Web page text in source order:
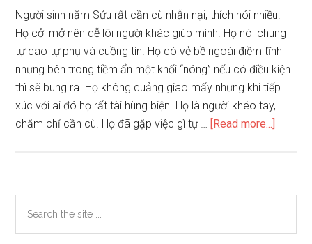
Người sinh năm Sửu rất cần cù nhẫn nại, thích nói nhiều.
Họ cởi mở nên dễ lôi người khác giúp mình. Họ nói chung
tự cao tự phụ và cuồng tín. Họ có vẻ bề ngoài điềm tĩnh
nhưng bên trong tiềm ẩn một khối “nóng” nếu có điều kiện
thì sẽ bung ra. Họ không quảng giao mấy nhưng khi tiếp
xúc với ai đó họ rất tài hùng biện. Họ là người khéo tay,
chăm chỉ cần cù. Họ đã gặp việc gì tự … [Read more...]
người
ngày
Primary
Sidebar
the